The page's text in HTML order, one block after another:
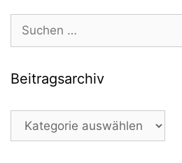
nach:
Beitragsarchiv
Beitragsarchiv